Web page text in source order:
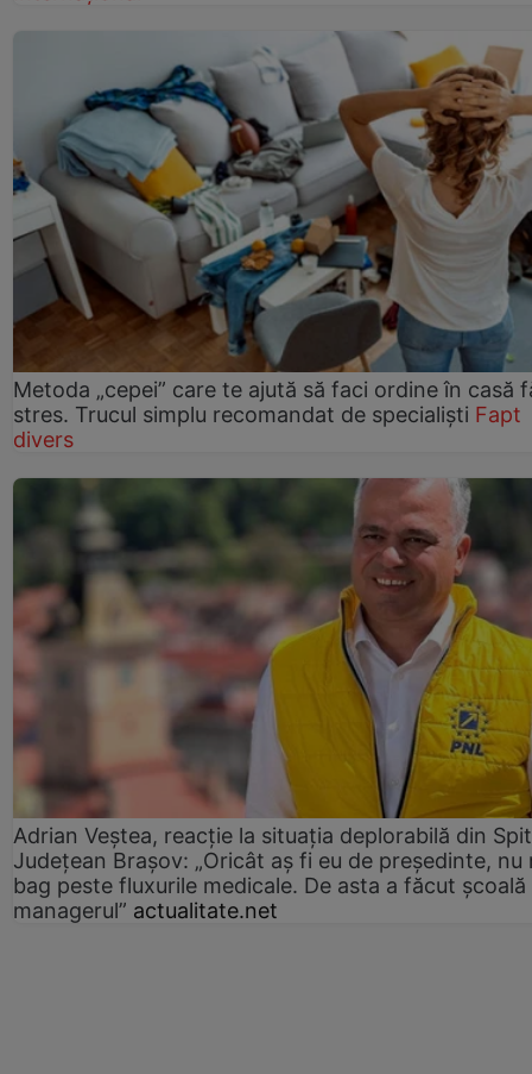
Metoda „cepei” care te ajută să faci ordine în casă
stres. Trucul simplu recomandat de specialiști Fapt
divers
Adrian Veștea, reacție la situația deplorabilă din
Județean Brașov: „Oricât aș fi eu de președinte, nu
bag peste fluxurile medicale. De asta a făcut școală
managerul” actualitate.net